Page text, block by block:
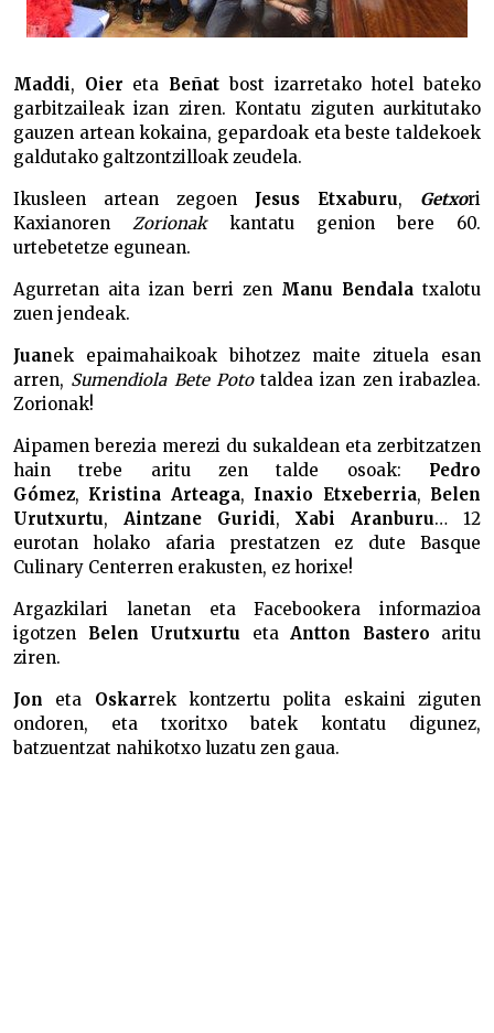
Maddi, Oier eta Beñat bost izarretako hotel bateko
garbitzaileak izan ziren. Kontatu ziguten aurkitutako
gauzen artean kokaina, gepardoak eta beste taldekoek
galdutako galtzontzilloak zeudela.
Ikusleen artean zegoen Jesus Etxaburu, Getxori
Kaxianoren Zorionakkantatu genion bere 60.
urtebetetze egunean.
Agurretan aita izan berri zen Manu Bendala txalotu
zuen jendeak.
Juanek epaimahaikoak bihotzez maite zituela esan
arren, Sumendiola Bete Pototaldea izan zen irabazlea.
Zorionak!
Aipamen berezia merezi du sukaldean eta zerbitzatzen
hain trebe aritu zen talde osoak: Pedro
Gómez, Kristina Arteaga, Inaxio Etxeberria, Belen
Urutxurtu, Aintzane Guridi, Xabi Aranburu… 12
eurotan holako afaria prestatzen ez dute Basque
Culinary Centerren erakusten, ez horixe!
Argazkilari lanetan eta Facebookera informazioa
igotzen Belen Urutxurtu eta Antton Bastero aritu
ziren.
Jon eta Oskarrek kontzertu polita eskaini ziguten
ondoren, eta txoritxo batek kontatu digunez,
batzuentzat nahikotxo luzatu zen gaua.